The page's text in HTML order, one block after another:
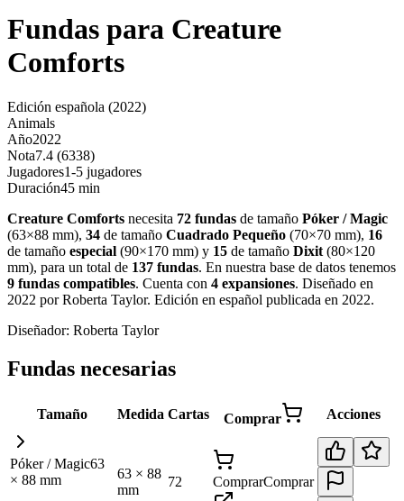
Fundas para Creature
Comforts
Edición española (2022)
Animals
Año2022
Nota7.4 (6338)
Jugadores1-5 jugadores
Duración45 min
Creature Comforts necesita 72 fundas de tamaño Póker / Magic
(63×88 mm), 34 de tamaño Cuadrado Pequeño (70×70 mm), 16
de tamaño especial (90×170 mm) y 15 de tamaño Dixit (80×120
mm), para un total de 137 fundas. En nuestra base de datos tenemos
9 fundas compatibles. Cuenta con 4 expansiones. Diseñado en
2022 por Roberta Taylor. Edición en español publicada en 2022.
Diseñador: Roberta Taylor
Fundas necesarias
Tamaño Medida Cartas Comprar Acciones
Póker / Magic63
× 88 mm
63 × 88
mm
72 ComprarComprar